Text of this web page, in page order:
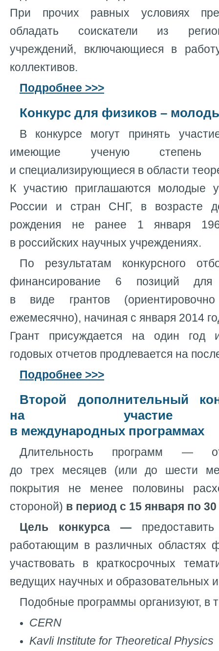
При прочих равных условиях
обладать соискатели из
учреждений, включающиеся в
коллективов.
Подробнее >>>
Конкурс для физиков –
В конкурсе могут принять
имеющие ученую степень
и специализирующиеся в области
К участию приглашаются молодые
России и стран СНГ, в возрасте
рождения не ранее 1 января
в российских научных учреждениях.
По результатам конкурсного
финансирование 6 позиций
в виде грантов
ежемесячно), начиная с января 2014
Грант присуждается на один год
годовых отчетов продлевается на
Подробнее >>>
Второй дополнительный
на участие
в международных программах
Длительность программ —
до трех месяцев (или до шести
покрытия не менее половины
стороной) в период с 15 января по
Цель конкурса —
работающим в различных областях
участвовать в краткосрочных
ведущих научных и образовательных
Подобные программы организуют, в
CERN
Kavli Institute for Theoretical Physics